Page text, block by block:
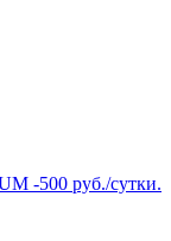
-500 руб./сутки.